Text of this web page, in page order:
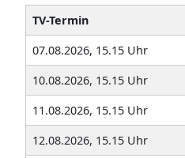
TV-Termin
07.08.2026, 15.15 Uhr
10.08.2026, 15.15 Uhr
11.08.2026, 15.15 Uhr
12.08.2026, 15.15 Uhr